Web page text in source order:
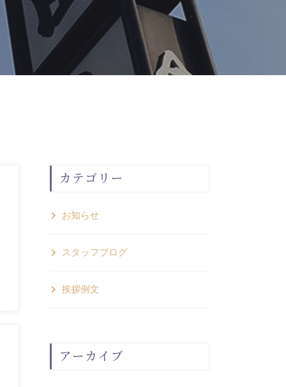
カテゴリー
お知らせ
スタッフブログ
挨拶例文
アーカイブ